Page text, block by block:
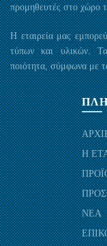
προμηθευτές στο χώρο
Η εταιρεία μας
τύπων και υλικών.
ποιότητα, σύμφωνα με
Η
ΝΕΑ